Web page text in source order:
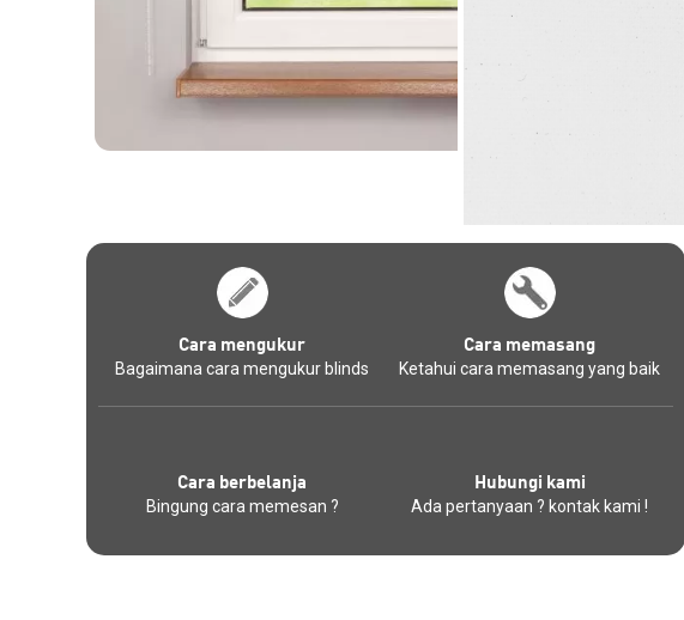
Cara mengukur
Bagaimana cara mengukur blinds
Cara memasang
Ketahui cara memasang yang baik
Cara berbelanja
Bingung cara memesan ?
Hubungi kami
Ada pertanyaan ? kontak kami !